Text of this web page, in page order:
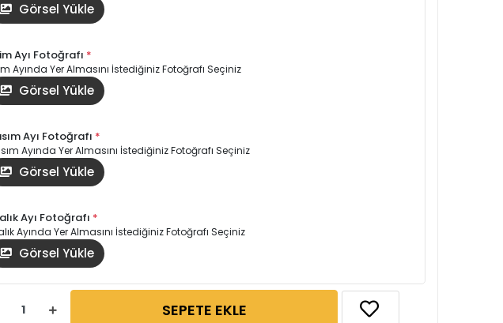
Görsel Yükle
Ayı Fotoğrafı *
Ayında Yer Almasını İstediğiniz Fotoğrafı Seçiniz
Görsel Yükle
Ayı Fotoğrafı *
Ayında Yer Almasını İstediğiniz Fotoğrafı Seçiniz
Görsel Yükle
Ayı Fotoğrafı *
Ayında Yer Almasını İstediğiniz Fotoğrafı Seçiniz
Görsel Yükle
SEPETE EKLE